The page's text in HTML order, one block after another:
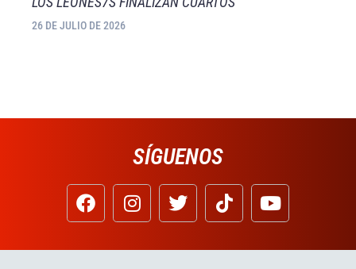
26 DE JULIO DE 2026
SÍGUENOS